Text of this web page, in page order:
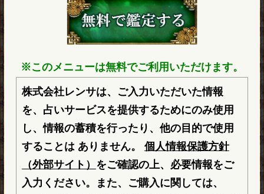
※このメニューは無料でご利用いただけます。
株式会社レンサは、ご入力いただいた情報
を、占いサービスを提供するためにのみ使用
し、情報の蓄積を行ったり、他の目的で使用
することは ありません。 個人情報保護方針
（外部サイト） をご確認の上、必要情報をご
入力ください。また、ご購入に関しては、